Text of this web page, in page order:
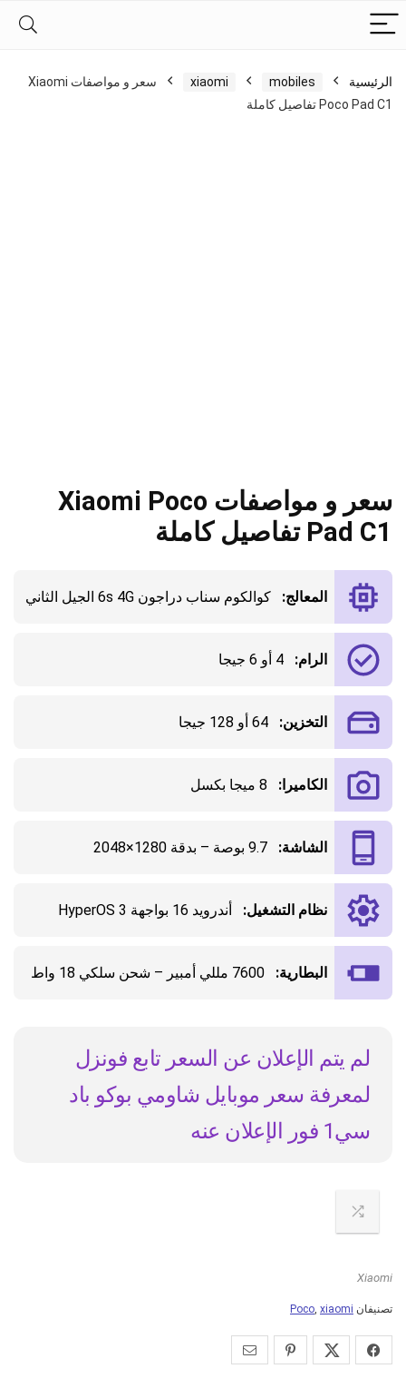
الرئيسية mobiles
xiaomi
سعر و مواصفات Xiaomi
Poco Pad C1 تفاصيل كاملة
سعر و مواصفات Xiaomi Poco
Pad C1 تفاصيل كاملة
المعالج: كوالكوم سناب دراجون 6s 4G الجيل الثاني
الرام: 4 أو 6 جيجا
التخزين: 64 أو 128 جيجا
الكاميرا: 8 ميجا بكسل
الشاشة: 9.7 بوصة – بدقة 1280×2048
نظام التشغيل: أندرويد 16 بواجهة HyperOS 3
البطارية: 7600 مللي أمبير – شحن سلكي 18 واط
لم يتم الإعلان عن السعر تابع فونزل
لمعرفة سعر موبايل شاومي بوكو باد
سي1 فور الإعلان عنه
Xiaomi
تصنيفان Poco, xiaomi